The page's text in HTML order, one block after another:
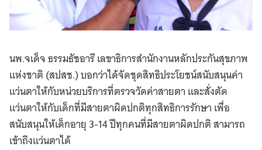
นพ.จเด็จ ธรรมธัชอารี เลขาธิการสำนักงานหลักประกันสุขภาพ
แห่งชาติ (สปสช.) บอกว่าได้จัดชุดสิทธิประโยชน์สนับสนุนค่า
แว่นตาให้กับหน่วยบริการที่ตรวจวัดค่าสายตา และสั่งตัด
แว่นตาให้กับเด็กที่มีสายตาผิดปกติทุกสิทธิการรักษา เพื่อ
สนับสนุนให้เด็กอายุ 3-14 ปีทุกคนที่มีสายตาผิดปกติ สามารถ
เข้าถึงแว่นตาได้